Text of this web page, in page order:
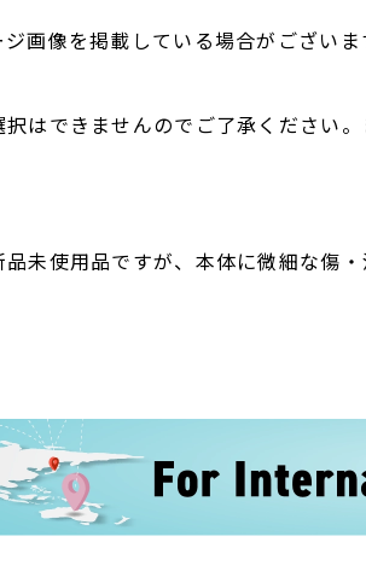
画像を掲載している場合がござい
はできませんのでご了承ください
未使用品ですが、本体に微細な傷